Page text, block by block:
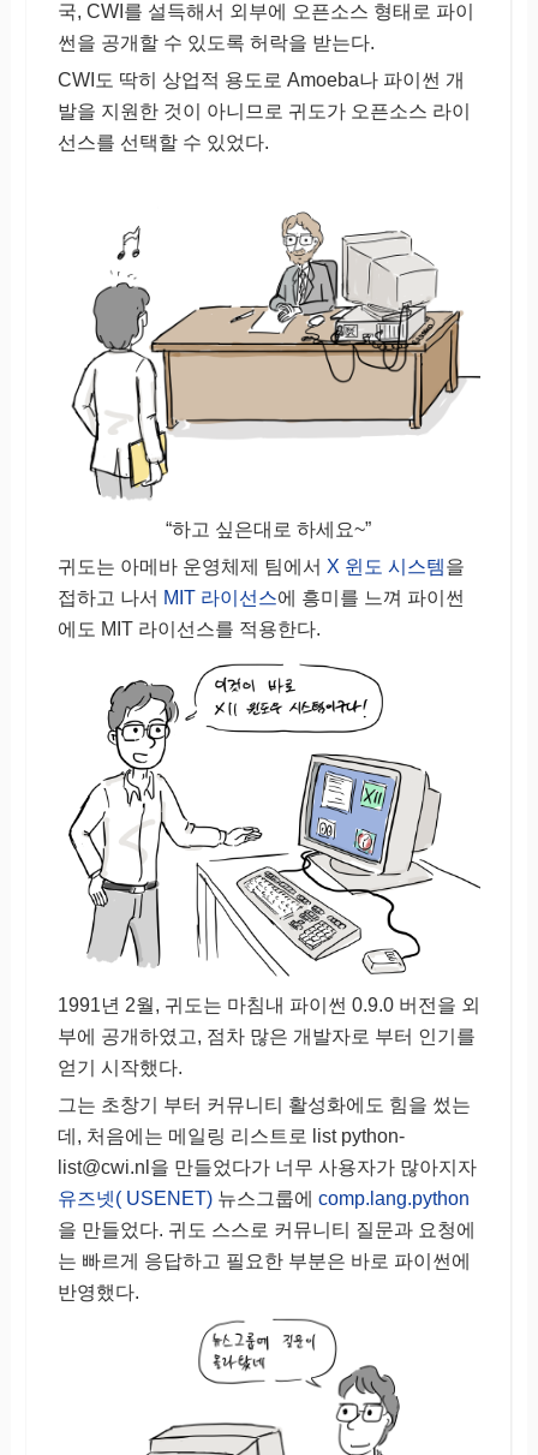
국, CWI를 설득해서 외부에 오픈소스 형태로 파이
썬을 공개할 수 있도록 허락을 받는다.
CWI도 딱히 상업적 용도로 Amoeba나 파이썬 개
발을 지원한 것이 아니므로 귀도가 오픈소스 라이
선스를 선택할 수 있었다.
“하고 싶은대로 하세요~”
귀도는 아메바 운영체제 팀에서 X 윈도 시스템을
접하고 나서 MIT 라이선스에 흥미를 느껴 파이썬
에도 MIT 라이선스를 적용한다.
1991년 2월, 귀도는 마침내 파이썬 0.9.0 버전을 외
부에 공개하였고, 점차 많은 개발자로 부터 인기를
얻기 시작했다.
그는 초창기 부터 커뮤니티 활성화에도 힘을 썼는
데, 처음에는 메일링 리스트로 list python-
list@cwi.nl을 만들었다가 너무 사용자가 많아지자
유즈넷( USENET) 뉴스그룹에 comp.lang.python
을 만들었다. 귀도 스스로 커뮤니티 질문과 요청에
는 빠르게 응답하고 필요한 부분은 바로 파이썬에
반영했다.